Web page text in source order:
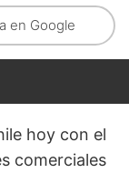
en Google
hoy con el
comerciales